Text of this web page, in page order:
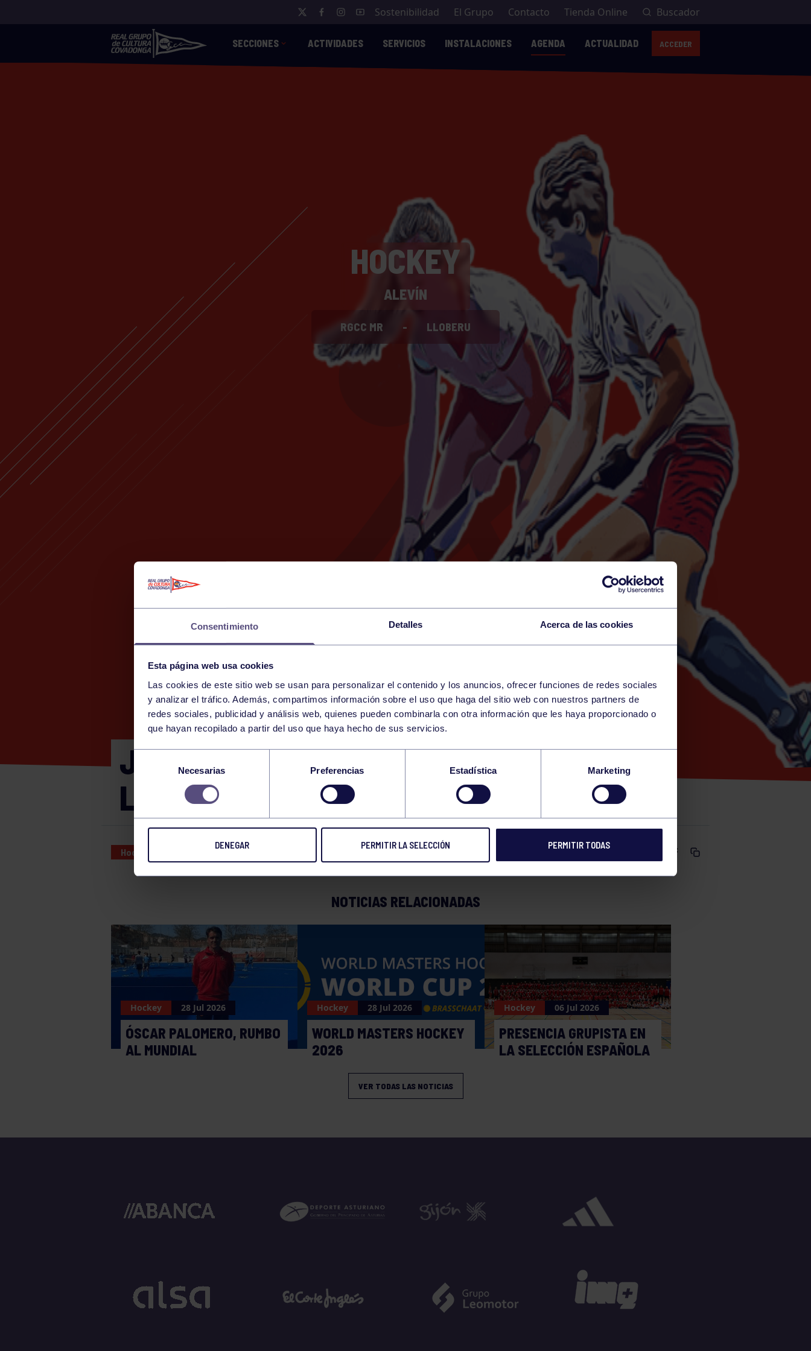
Consentimiento Detalles Acerca de las cookies
Esta página web usa cookies
Las cookies de este sitio web se usan para personalizar el contenido y los anuncios, ofrecer funciones de redes sociales
y analizar el tráfico. Además, compartimos información sobre el uso que haga del sitio web con nuestros partners de
redes sociales, publicidad y análisis web, quienes pueden combinarla con otra información que les haya proporcionado o
que hayan recopilado a partir del uso que haya hecho de sus servicios.
de
consentimiento
Necesarias Preferencias Estadística Marketing
DENEGAR PERMITIR LA SELECCIÓN PERMITIR TODAS
Sostenibilidad El Grupo Contacto Tienda Online Buscador
SECCIONES ACTIVIDADES SERVICIOS INSTALACIONES AGENDA ACTUALIDAD ACCEDER
HOCKEY
ALEVÍN
RGCC MR - LLOBERU
28 FRIDAY
MARCH
17:30 h RGCC (CAMPO DE HOCKEY)
JEPA ALEVÍN HIERBA: RGCC MR –
LLOBERU
Hockey 28 MAR 2025 Comparte
NOTICIAS RELACIONADAS
Hockey 28 Jul 2026
ÓSCAR PALOMERO, RUMBO
AL MUNDIAL
Hockey 28 Jul 2026
WORLD MASTERS HOCKEY
2026
Hockey 06 Jul 2026
PRESENCIA GRUPISTA EN
LA SELECCIÓN ESPAÑOLA
VER TODAS LAS NOTICIAS